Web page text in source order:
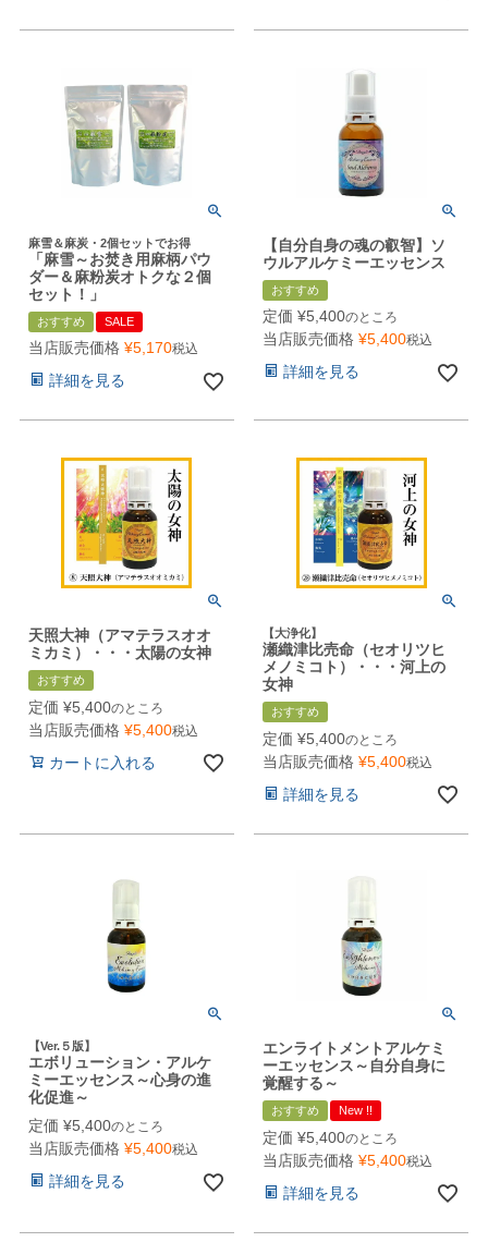
麻雪＆麻炭・2個セットでお得
「麻雪～お焚き用麻柄パウ
ダー＆麻粉炭オトクな２個
セット！」
おすすめ SALE
当店販売価格 ¥5,170税込
詳細を見る
【自分自身の魂の叡智】ソ
ウルアルケミーエッセンス
おすすめ
定価 ¥5,400のところ
当店販売価格 ¥5,400税込
詳細を見る
天照大神（アマテラスオオ
ミカミ）・・・太陽の女神
おすすめ
定価 ¥5,400のところ
当店販売価格 ¥5,400税込
カートに入れる
【大浄化】
瀬織津比売命（セオリツヒ
メノミコト）・・・河上の
女神
おすすめ
定価 ¥5,400のところ
当店販売価格 ¥5,400税込
詳細を見る
【Ver.５版】
エボリューション・アルケ
ミーエッセンス～心身の進
化促進～
定価 ¥5,400のところ
当店販売価格 ¥5,400税込
詳細を見る
エンライトメントアルケミ
ーエッセンス～自分自身に
覚醒する～
おすすめ New !!
定価 ¥5,400のところ
当店販売価格 ¥5,400税込
詳細を見る